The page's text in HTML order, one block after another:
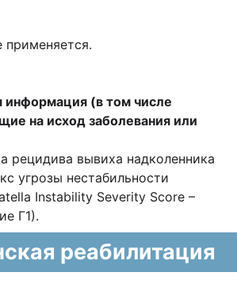
применяется.
информация (в том числе
на исход заболевания или
рецидива вывиха надколенника
угрозы нестабильности
Instability Severity Score –
Г1).
реабилитация